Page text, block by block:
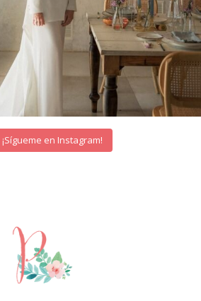
¡Sígueme en Instagram!